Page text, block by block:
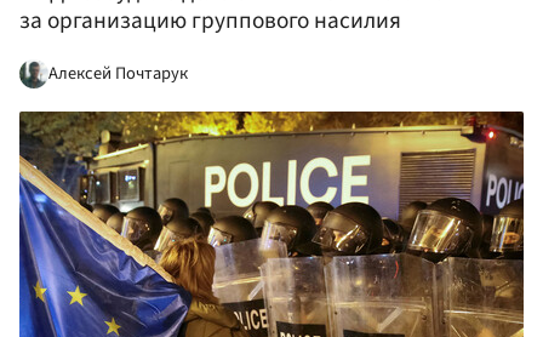
за организацию группового насилия
Алексей Почтарук